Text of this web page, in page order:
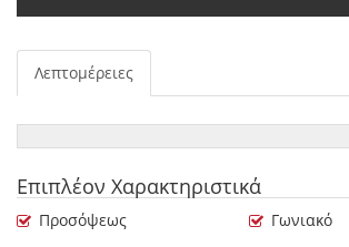
Λεπτομέρειες
Επιπλέον Χαρακτηριστικά
Προσόψεως Γωνιακό